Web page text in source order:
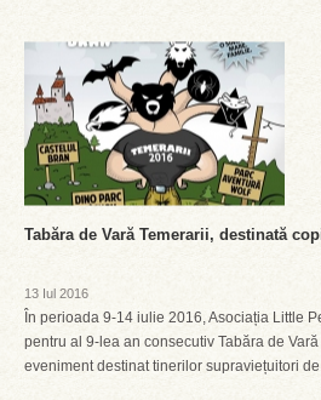
Tabăra de Vară Temerarii, destinată
13 Iul 2016
În perioada 9-14 iulie 2016, Asociația Little
pentru al 9-lea an consecutiv Tabăra de
eveniment destinat tinerilor supraviețuitori